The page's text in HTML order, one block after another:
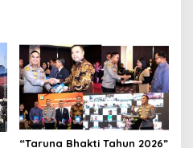
“Taruna Bhakti Tahun 2026”